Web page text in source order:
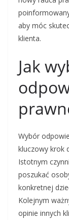
aby móc
klienta.
Jak
Wybór
kluczowy krok
Istotnym
poszukać
konkretnej
Kolejnym
opinie innych